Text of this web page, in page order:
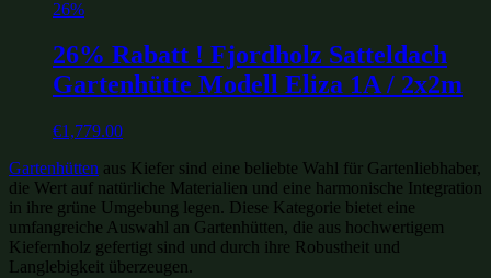
26%
26% Rabatt ! Fjordholz Satteldach
Gartenhütte Modell Eliza 1A / 2x2m
€1,779.00
Gartenhütten aus Kiefer sind eine beliebte Wahl für Gartenliebhaber,
die Wert auf natürliche Materialien und eine harmonische Integration
in ihre grüne Umgebung legen. Diese Kategorie bietet eine
umfangreiche Auswahl an Gartenhütten, die aus hochwertigem
Kiefernholz gefertigt sind und durch ihre Robustheit und
Langlebigkeit überzeugen.